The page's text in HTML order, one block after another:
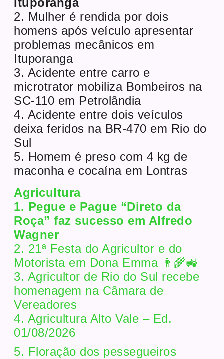
2. Mulher é rendida por dois
homens após veículo apresentar
problemas mecânicos em
Ituporanga
3. Acidente entre carro e
microtrator mobiliza Bombeiros na
SC-110 em Petrolândia
4. Acidente entre dois veículos
deixa feridos na BR-470 em Rio do
Sul
5. Homem é preso com 4 kg de
maconha e cocaína em Lontras
Agricultura
1. Pegue e Pague “Direto da
Roça” faz sucesso em Alfredo
Wagner
2. 21ª Festa do Agricultor e do
Motorista em Dona Emma 👨‍🌾🚜
3. Agricultor de Rio do Sul recebe
homenagem na Câmara de
Vereadores
4. Agricultura Alto Vale – Ed.
01/08/2026
5. Floração dos pessegueiros